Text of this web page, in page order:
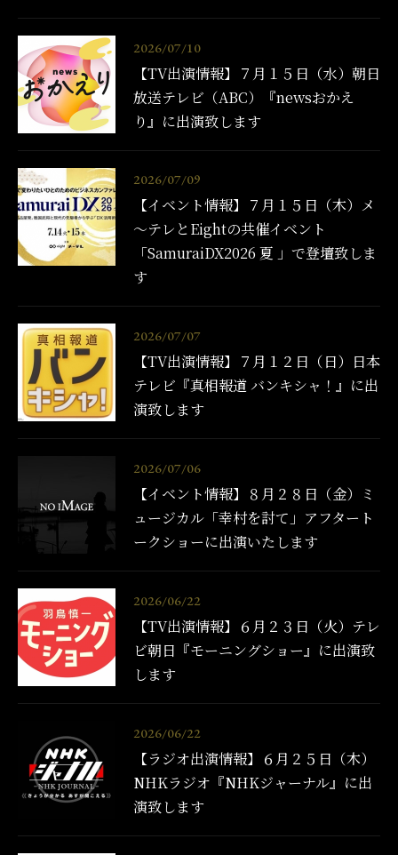
2026/07/10
【TV出演情報】７月１５日（水）朝日
放送テレビ（ABC）『newsおかえ
り』に出演致します
2026/07/09
【イベント情報】７月１５日（木）メ
～テレとEightの共催イベント
「SamuraiDX2026 夏 」で登壇致しま
す
2026/07/07
【TV出演情報】７月１２日（日）日本
テレビ『真相報道 バンキシャ！』に出
演致します
2026/07/06
【イベント情報】８月２８日（金）ミ
ュージカル「幸村を討て」アフタート
ークショーに出演いたします
2026/06/22
【TV出演情報】６月２３日（火）テレ
ビ朝日『モーニングショー』に出演致
します
2026/06/22
【ラジオ出演情報】６月２５日（木）
NHKラジオ『NHKジャーナル』に出
演致します